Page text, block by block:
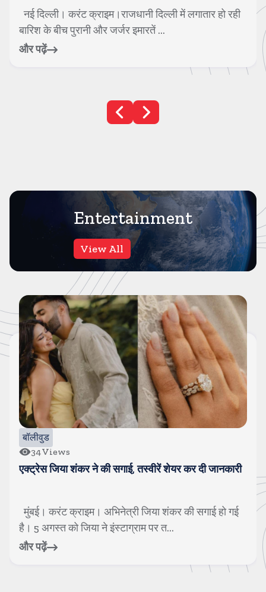
नई दिल्ली। करंट क्राइम।राजधानी दिल्ली में लगातार हो रही
बारिश के बीच पुरानी और जर्जर इमारतें ...
और पढ़ें
Entertainment
View All
बॉलीवुड
34Views
एक्ट्रेस जिया शंकर ने की सगाई, तस्वीरें शेयर कर दी जानकारी
मुंबई। करंट क्राइम। अभिनेत्री जिया शंकर की सगाई हो गई
है। 5 अगस्त को जिया ने इंस्टाग्राम पर त...
और पढ़ें